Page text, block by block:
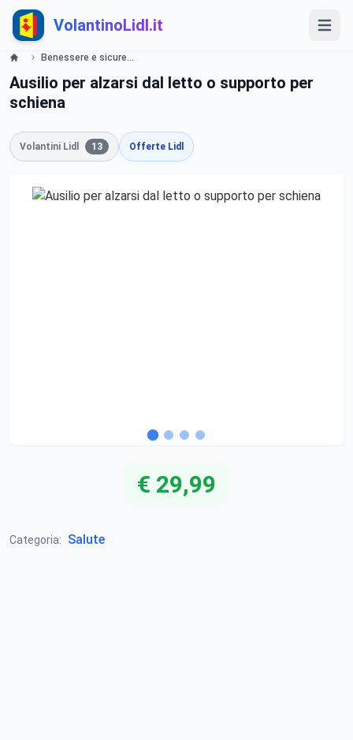
VolantinoLidl.it
Benessere e sicurezza a tutte le età Lidl
Ausilio per alzarsi dal letto o supporto per
schiena
Volantini Lidl 13 Offerte Lidl
€ 29,99
Categoria: Salute